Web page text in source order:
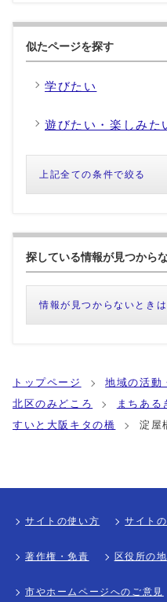
似たページを探す
学びたい
遊びたい・楽しみた
上記全ての条件で絞る
探している情報が見つから
情報が見つからないときは
トップページ
地域の活動
北区のみどころ
まちある
すいと大阪キタの橋
淀屋
サイトの使い方 サイト
著作権・免責 区役所の
市やホームページへのご意見